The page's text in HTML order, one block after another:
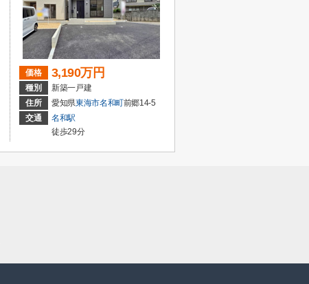
価格 3,190万円
種別
新築一戸建
住所
愛知県東海市名和町前郷14-5
交通
名和駅
徒歩29分